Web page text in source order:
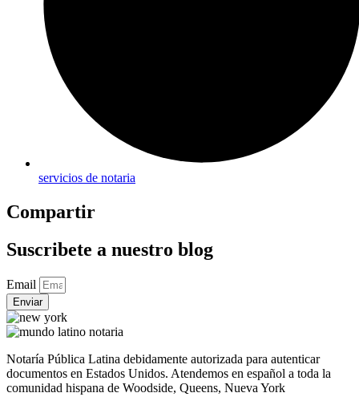
servicios de notaria
Compartir
Suscribete a nuestro blog
Email
Enviar
Notaría Pública Latina debidamente autorizada para autenticar
documentos en Estados Unidos. Atendemos en español a toda la
comunidad hispana de Woodside, Queens, Nueva York